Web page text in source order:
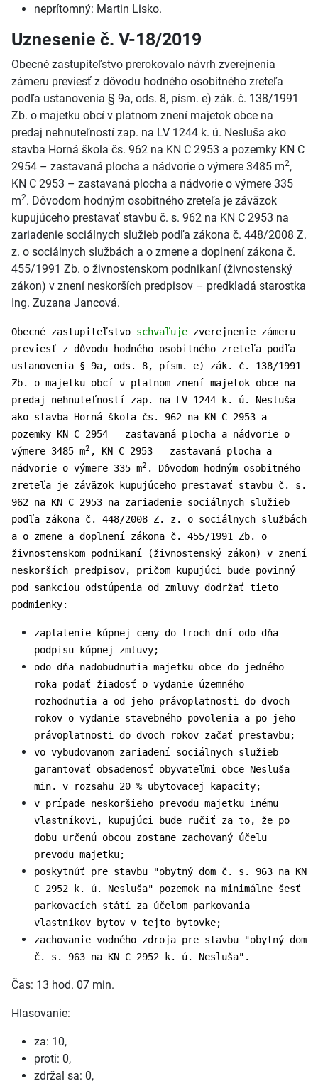
neprítomný: Martin Lisko.
Uznesenie č. V-18/2019
Obecné zastupiteľstvo prerokovalo návrh zverejnenia
zámeru previesť z dôvodu hodného osobitného zreteľa
podľa ustanovenia § 9a, ods. 8, písm. e) zák. č. 138/1991
Zb. o majetku obcí v platnom znení majetok obce na
predaj nehnuteľností zap. na LV 1244 k. ú. Nesluša ako
stavba Horná škola čs. 962 na KN C 2953 a pozemky KN C
2954 – zastavaná plocha a nádvorie o výmere 3485 m2,
KN C 2953 – zastavaná plocha a nádvorie o výmere 335
m2. Dôvodom hodným osobitného zreteľa je záväzok
kupujúceho prestavať stavbu č. s. 962 na KN C 2953 na
zariadenie sociálnych služieb podľa zákona č. 448/2008 Z.
z. o sociálnych službách a o zmene a doplnení zákona č.
455/1991 Zb. o živnostenskom podnikaní (živnostenský
zákon) v znení neskorších predpisov – predkladá starostka
Ing. Zuzana Jancová.
Obecné zastupiteľstvo schvaľuje zverejnenie zámeru
previesť z dôvodu hodného osobitného zreteľa podľa
ustanovenia § 9a, ods. 8, písm. e) zák. č. 138/1991
Zb. o majetku obcí v platnom znení majetok obce na
predaj nehnuteľností zap. na LV 1244 k. ú. Nesluša
ako stavba Horná škola čs. 962 na KN C 2953 a
pozemky KN C 2954 – zastavaná plocha a nádvorie o
výmere 3485 m2 , KN C 2953 – zastavaná plocha a
nádvorie o výmere 335 m2 . Dôvodom hodným osobitného
zreteľa je záväzok kupujúceho prestavať stavbu č. s.
962 na KN C 2953 na zariadenie sociálnych služieb
podľa zákona č. 448/2008 Z. z. o sociálnych službách
a o zmene a doplnení zákona č. 455/1991 Zb. o
živnostenskom podnikaní (živnostenský zákon) v znení
neskorších predpisov, pričom kupujúci bude povinný
pod sankciou odstúpenia od zmluvy dodržať tieto
podmienky:
zaplatenie kúpnej ceny do troch dní odo dňa
podpisu kúpnej zmluvy;
odo dňa nadobudnutia majetku obce do jedného
roka podať žiadosť o vydanie územného
rozhodnutia a od jeho právoplatnosti do dvoch
rokov o vydanie stavebného povolenia a po jeho
právoplatnosti do dvoch rokov začať prestavbu;
vo vybudovanom zariadení sociálnych služieb
garantovať obsadenosť obyvateľmi obce Nesluša
min. v rozsahu 20 % ubytovacej kapacity;
v prípade neskoršieho prevodu majetku inému
vlastníkovi, kupujúci bude ručiť za to, že po
dobu určenú obcou zostane zachovaný účelu
prevodu majetku;
poskytnúť pre stavbu "obytný dom č. s. 963 na KN
C 2952 k. ú. Nesluša" pozemok na minimálne šesť
parkovacích státí za účelom parkovania
vlastníkov bytov v tejto bytovke;
zachovanie vodného zdroja pre stavbu "obytný dom
č. s. 963 na KN C 2952 k. ú. Nesluša".
Čas: 13 hod. 07 min.
Hlasovanie:
za: 10,
proti: 0,
zdržal sa: 0,